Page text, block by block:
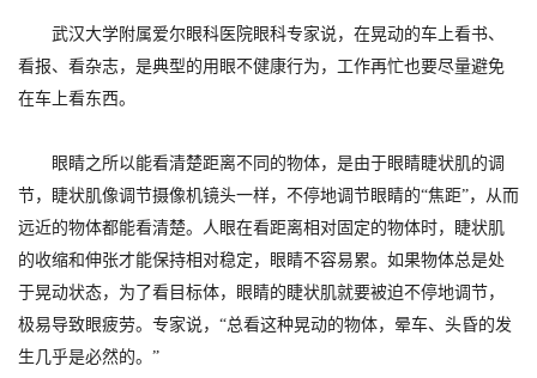
武汉大学附属爱尔眼科医院眼科专家说，在晃动的车上看书、
看报、看杂志，是典型的用眼不健康行为，工作再忙也要尽量避免
在车上看东西。
眼睛之所以能看清楚距离不同的物体，是由于眼睛睫状肌的调
节，睫状肌像调节摄像机镜头一样，不停地调节眼睛的“焦距”，从而
远近的物体都能看清楚。人眼在看距离相对固定的物体时，睫状肌
的收缩和伸张才能保持相对稳定，眼睛不容易累。如果物体总是处
于晃动状态，为了看目标体，眼睛的睫状肌就要被迫不停地调节，
极易导致眼疲劳。专家说，“总看这种晃动的物体，晕车、头昏的发
生几乎是必然的。”